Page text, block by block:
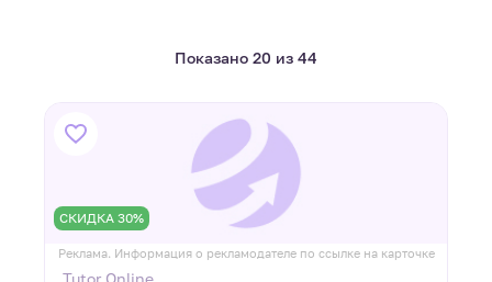
Показано 20 из 44
СКИДКА 30%
Реклама. Информация о рекламодателе по ссылке на карточке
Tutor Online